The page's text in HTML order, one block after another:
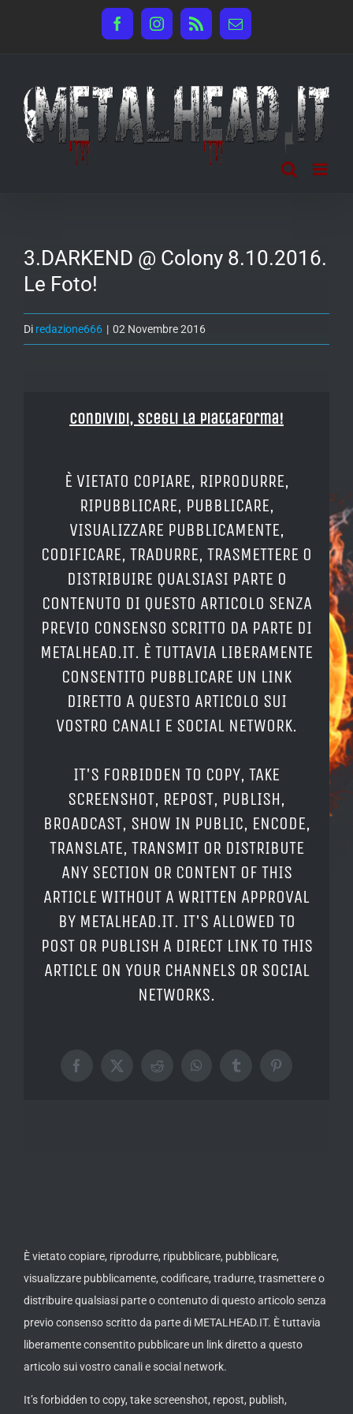
FacebookInstagram
Rss Email
3.DARKEND @ Colony 8.10.2016.
Le Foto!
Di redazione666 | 02 Novembre 2016
Condividi, Scegli la piattaforma!
È VIETATO COPIARE, RIPRODURRE,
RIPUBBLICARE, PUBBLICARE,
VISUALIZZARE PUBBLICAMENTE,
CODIFICARE, TRADURRE, TRASMETTERE O
DISTRIBUIRE QUALSIASI PARTE O
CONTENUTO DI QUESTO ARTICOLO SENZA
PREVIO CONSENSO SCRITTO DA PARTE DI
METALHEAD.IT. È TUTTAVIA LIBERAMENTE
CONSENTITO PUBBLICARE UN LINK
DIRETTO A QUESTO ARTICOLO SUI
VOSTRO CANALI E SOCIAL NETWORK.
IT'S FORBIDDEN TO COPY, TAKE
SCREENSHOT, REPOST, PUBLISH,
BROADCAST, SHOW IN PUBLIC, ENCODE,
TRANSLATE, TRANSMIT OR DISTRIBUTE
ANY SECTION OR CONTENT OF THIS
ARTICLE WITHOUT A WRITTEN APPROVAL
BY METALHEAD.IT. IT'S ALLOWED TO
POST OR PUBLISH A DIRECT LINK TO THIS
ARTICLE ON YOUR CHANNELS OR SOCIAL
NETWORKS.
Facebook
X RedditWhatsAppTumblrPinterest
È vietato copiare, riprodurre, ripubblicare, pubblicare,
visualizzare pubblicamente, codificare, tradurre, trasmettere o
distribuire qualsiasi parte o contenuto di questo articolo senza
previo consenso scritto da parte di METALHEAD.IT. È tuttavia
liberamente consentito pubblicare un link diretto a questo
articolo sui vostro canali e social network.
It’s forbidden to copy, take screenshot, repost, publish,